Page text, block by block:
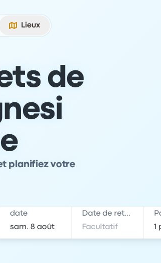
Lieux
de
planifiez votre
date Date de retour